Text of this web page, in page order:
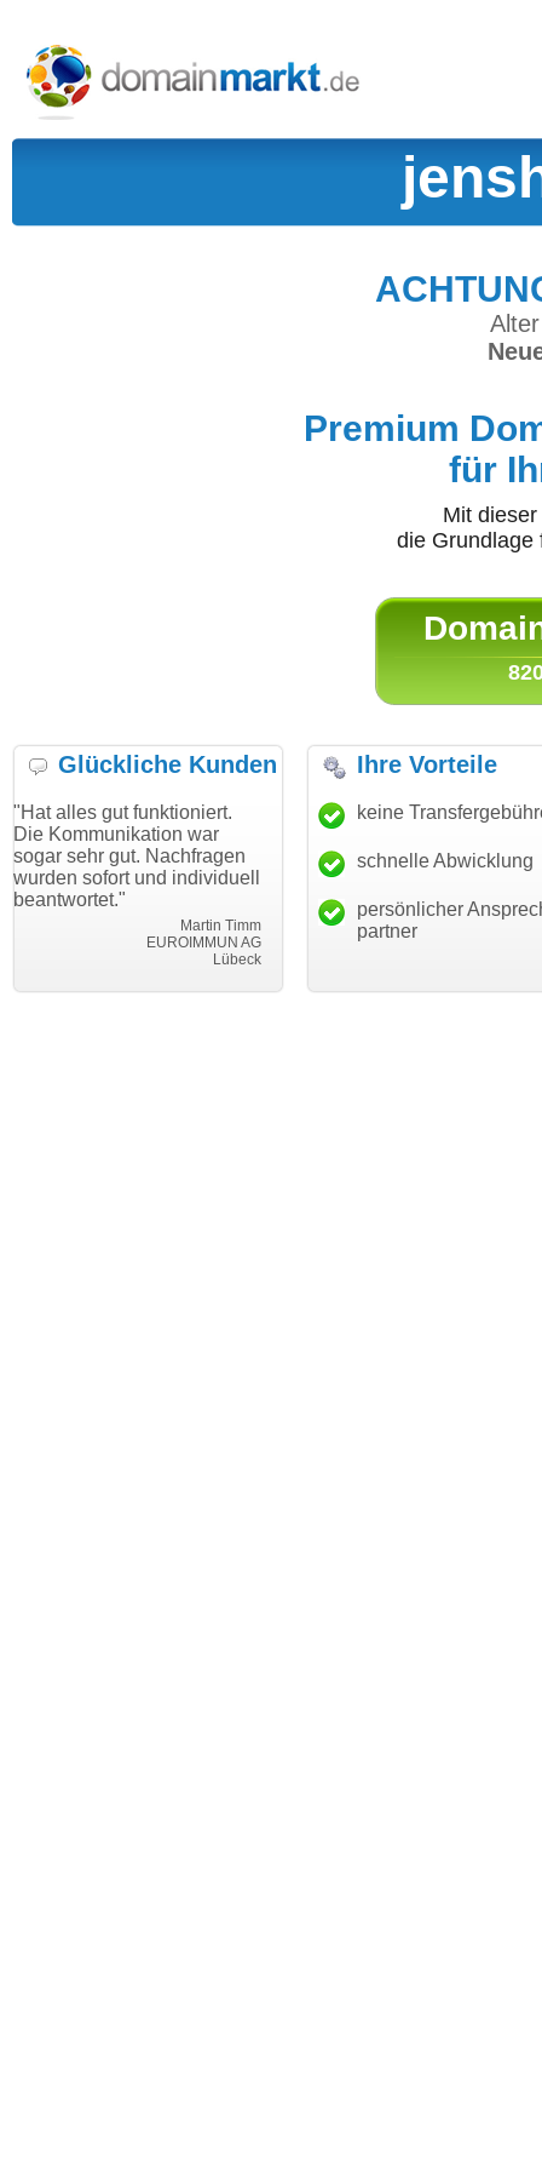
Premium
für
Mit
die
Glückliche Kunden
funktioniert.
war
Nachfragen
und individuell
EUROIMMUN AG
"Danke für den schnellen
Transfer und guten Service!"
Thomas Schäfer
i can eckert communication GmbH
"Ich bin
haben.
mein
Ihre Vorteile
keine
schnelle Abwicklung
persönlicher
partner